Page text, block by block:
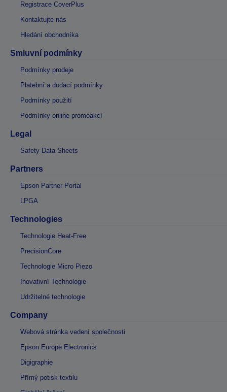
Registrace CoverPlus
Kontaktujte nás
Hledání obchodníka
Smluvní podmínky
Podmínky prodeje
Platební a dodací podmínky
Podmínky použití
Podmínky online promoakcí
Legal
Safety Data Sheets
Partners
Epson Partner Portal
LPGA
Technologies
Technologie Heat-Free
PrecisionCore
Technologie Micro Piezo
Inovativní Technologie
Udržitelné technologie
Company
Webová stránka vedení společnosti
Epson Europe Electronics
Digigraphie
Přímý potisk textilu